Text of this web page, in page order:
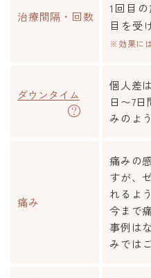
治療間隔・回数
1回目
目を受
※効果に
ダウンタイム
個人差
日〜7
みのよ
痛み
痛みの
すが、
れるよ
今まで
事例は
みでは